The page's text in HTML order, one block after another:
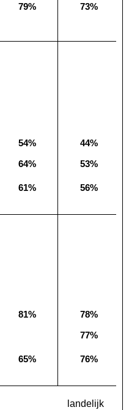
Deze opleiding:
79% Landelijk
73%
Deze opleiding:
54% Landelijk
44%
Deze opleiding:
64% Landelijk
53%
Deze opleiding:
61% Landelijk
56%
Deze opleiding:
81% Landelijk
78%
Deze opleiding:
Geen waarde bekendLandelijk
77%
Deze opleiding:
65% Landelijk
76%
landelijk